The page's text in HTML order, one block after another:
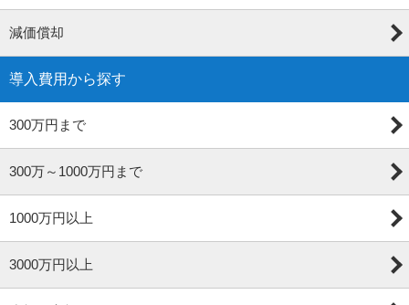
減価償却
導入費用から探す
300万円まで
300万～1000万円まで
1000万円以上
3000万円以上